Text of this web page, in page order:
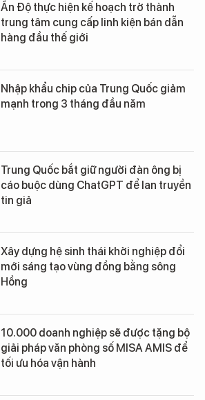
Ấn Độ thực hiện kế hoạch trở thành
trung tâm cung cấp linh kiện bán dẫn
hàng đầu thế giới
Nhập khẩu chip của Trung Quốc giảm
mạnh trong 3 tháng đầu năm
Trung Quốc bắt giữ người đàn ông bị
cáo buộc dùng ChatGPT để lan truyền
tin giả
Xây dựng hệ sinh thái khởi nghiệp đổi
mới sáng tạo vùng đồng bằng sông
Hồng
10.000 doanh nghiệp sẽ được tặng bộ
giải pháp văn phòng số MISA AMIS để
tối ưu hóa vận hành